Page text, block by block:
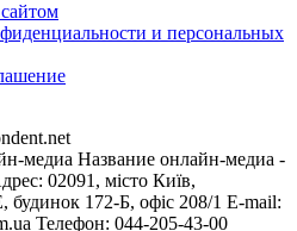
и персональных
медиа Название онлайн-медиа -
02091, місто Київ,
172-Б, офіс 208/1 E-mail:
Телефон: 044-205-43-00